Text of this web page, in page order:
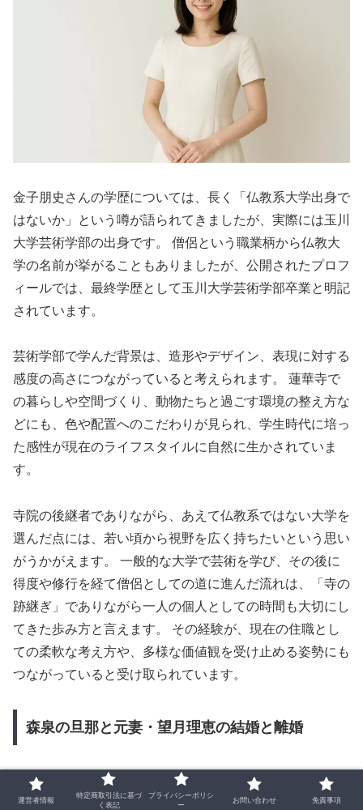
金子朋史さんの学歴については、長く「仏教系大学出身で
はないか」という噂が語られてきましたが、実際には玉川
大学芸術学部の出身です。 僧侶という職業柄から仏教大
学の名前が挙がることもありましたが、公開されたプロフ
ィールでは、最終学歴として玉川大学芸術学部卒業と明記
されています。
芸術学部で学んだ背景は、造形やデザイン、表現に対する
感度の高さにつながっていると考えられます。 蓮華寺で
の暮らしや空間づくり、動物たちと過ごす環境の整え方な
どにも、色や配置へのこだわりが見られ、学生時代に培っ
た感性が現在のライフスタイルに自然に生かされていま
す。
寺院の後継者でありながら、あえて仏教系ではない大学を
選んだ点には、若い頃から視野を広く持ちたいという思い
がうかがえます。 一般的な大学で芸術を学び、その後に
得度や修行を経て僧侶としての道に進んだ流れは、「寺の
跡継ぎ」でありながら一人の個人としての時間も大切にし
てきた歩み方と言えます。 その経験が、現在の住職とし
ての柔軟な考え方や、多様な価値観を受け止める姿勢にも
つながっていると受け取られています。
森泉の旦那と元妻・望月理恵の結婚と離婚
金子朋史さんには、森泉さんと結婚する前に一度結婚歴が
あり、元妻はフリーアナウンサーの望月理恵さんです。 2
運営者情報
特定商取引法に基づ
く表記
プライバシーポリシ
ー
お問い合わせ 免責事項